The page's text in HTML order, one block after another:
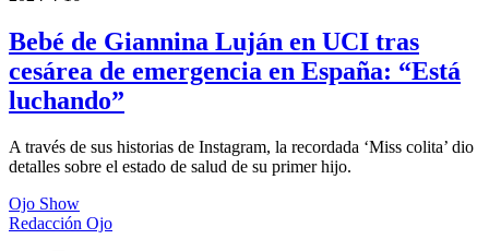
Bebé de Giannina Luján en UCI tras
cesárea de emergencia en España: “Está
luchando”
A través de sus historias de Instagram, la recordada ‘Miss colita’ dio
detalles sobre el estado de salud de su primer hijo.
Ojo Show
Redacción Ojo